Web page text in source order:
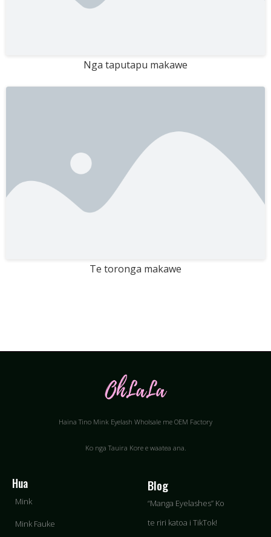
Nga taputapu makawe
Te toronga makawe
Haina Tino Mink Eyelash Wholsale me OEM Factory
Ko nga Tauira Kore e waatea ana.
Hua
Mink
Mink Fauke
Blog
“Manga Eyelashes” Ko
te riri katoa i TikTok!